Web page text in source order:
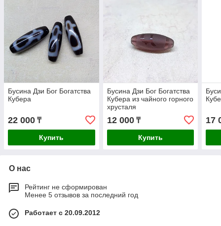
Бусина Дзи Бог Богатства
Кубера
22 000 ₸
Купить
Бусина Дзи Бог Богатства
Кубера из чайного горного
хрусталя
12 000₸
Купить
17
О нас
Рейтинг не сформирован
Менее 5 отзывов за последний год
Работает с 20.09.2012